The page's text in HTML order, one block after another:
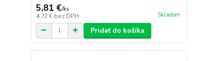
5,81 €/ks
4,72 € bez DPH Skladom
Pridať do košíka